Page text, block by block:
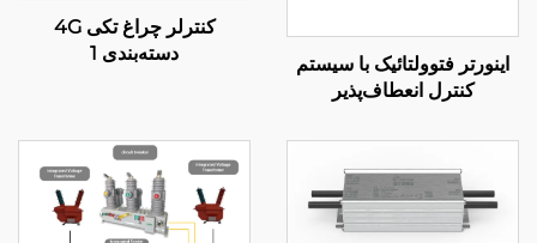
اینورتر فتوولتائیک با سیستم
کنترل انعطاف‌پذیر
کنترلر چراغ تکی 4G
دسته‌بندی 1